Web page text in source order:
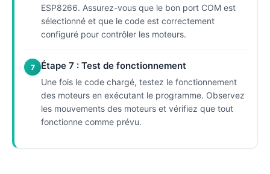
ESP8266. Assurez-vous que le bon port COM est
sélectionné et que le code est correctement
configuré pour contrôler les moteurs.
7 Étape 7 : Test de fonctionnement
Une fois le code chargé, testez le fonctionnement
des moteurs en exécutant le programme. Observez
les mouvements des moteurs et vérifiez que tout
fonctionne comme prévu.